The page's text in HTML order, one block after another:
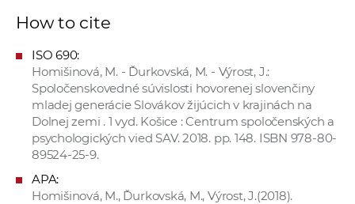
How to cite
ISO 690:
Homišinová, M. - Ďurkovská, M. - Výrost, J.:
Spoločenskovedné súvislosti hovorenej slovenčiny
mladej generácie Slovákov žijúcich v krajinách na
Dolnej zemi . 1 vyd. Košice : Centrum spoločenských a
psychologických vied SAV. 2018. pp. 148. ISBN 978-80-
89524-25-9.
APA:
Homišinová, M., Ďurkovská, M., Výrost, J.(2018).